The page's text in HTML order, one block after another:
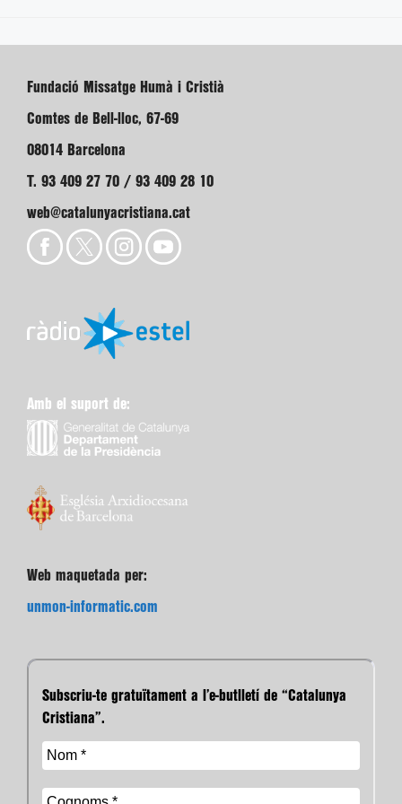
Fundació Missatge Humà i Cristià
Comtes de Bell-lloc, 67-69
08014 Barcelona
T. 93 409 27 70 / 93 409 28 10
web@catalunyacristiana.cat
Amb el suport de:
Web maquetada per:
unmon-informatic.com
Subscriu-te gratuïtament a l’e-butlletí de “Catalunya
Cristiana”.